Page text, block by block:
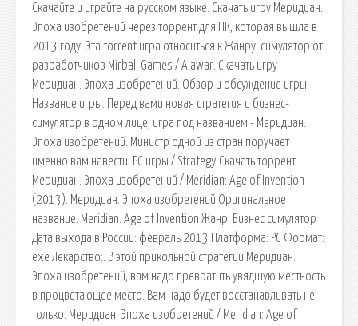
Скачайте и играйте на русском языке. Скачать игру Меридиан.
Эпоха изобретений через торрент для ПК, которая вышла в
2013 году. Эта torrent игра относиться к Жанру: симулятор от
разработчиков Mirball Games / Alawar. Скачать игру
Меридиан. Эпоха изобретений. Обзор и обсуждение игры:
Название игры. Перед вами новая стратегия и бизнес-
симулятор в одном лице, игра под названием - Меридиан.
Эпоха изобретений. Министр одной из стран поручает
именно вам навести. PC игры / Strategy Скачать торрент
Меридиан. Эпоха изобретений / Meridian: Age of Invention
(2013). Меридиан. Эпоха изобретений Оригинальное
название: Meridian: Age of Invention Жанр: Бизнес симулятор
Дата выхода в России: февраль 2013 Платформа: PC Формат:
exe Лекарство:. В этой прикольной стратегии Меридиан.
Эпоха изобретений, вам надо превратить увядшую местность
в процветающее место. Вам надо будет восстанавливать не
только. Меридиан. Эпоха изобретений / Meridian: Age of